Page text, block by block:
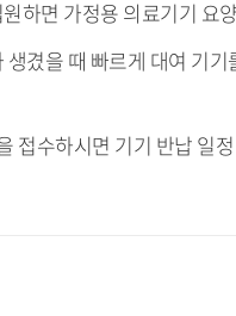
하면 가정용 의료기기 요
생겼을 때 빠르게 대여 기
접수하시면 기기 반납 일